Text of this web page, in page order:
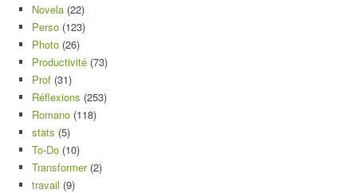
Novela (22)
Perso (123)
Photo (26)
Productivité (73)
Prof (31)
Réflexions (253)
Romano (118)
stats (5)
To-Do (10)
Transformer(2)
travail (9)